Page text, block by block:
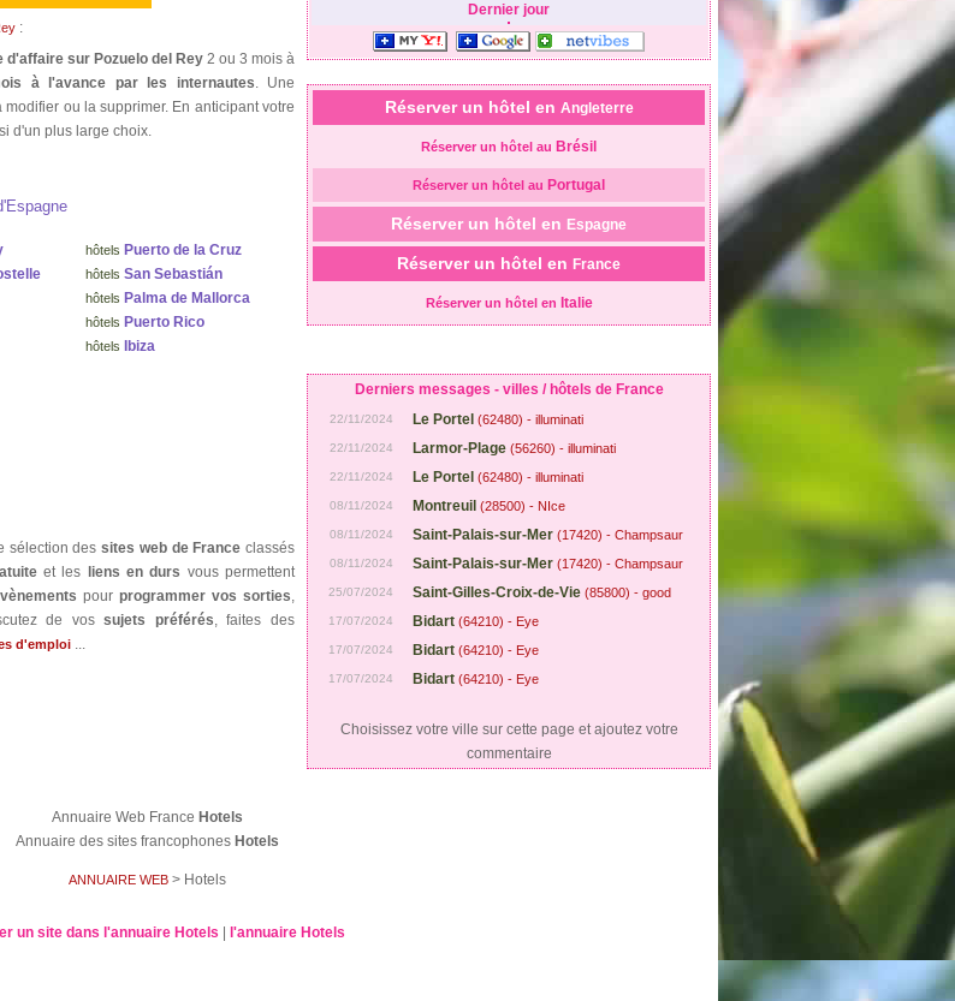
:
d'affaire sur Pozuelo del Rey 2 ou 3 mois à
à l'avance par les internautes. Une
ou la supprimer. En anticipant votre
d'un plus large choix.
hôtels Puerto de la Cruz
hôtels San Sebastián
hôtels Palma de Mallorca
hôtels Puerto Rico
hôtels Ibiza
sélection des sites web de France classés
et les liens en durs vous permettent
pour programmer vos sorties,
de vossujets préférés, faites des
d'emploi ...
Dernier jour
Réserver un hôtel en Angleterre
Réserver un hôtel au Brésil
Réserver un hôtel au Portugal
Réserver un hôtel en Espagne
Réserver un hôtel en France
Réserver un hôtel en Italie
Derniers messages - villes / hôtels de France
22/11/2024 Le Portel (62480) - illuminati
22/11/2024 Larmor-Plage (56260) - illuminati
22/11/2024 Le Portel (62480) - illuminati
08/11/2024 Montreuil (28500) - NIce
08/11/2024 Saint-Palais-sur-Mer (17420) - Champsaur
08/11/2024 Saint-Palais-sur-Mer (17420) - Champsaur
25/07/2024 Saint-Gilles-Croix-de-Vie (85800) - good
17/07/2024 Bidart (64210) - Eye
17/07/2024 Bidart (64210) - Eye
17/07/2024 Bidart (64210) - Eye
Choisissez votre ville sur cette page et ajoutez votre
commentaire
Annuaire Web France Hotels
Annuaire des sites francophones Hotels
ANNUAIRE WEB> Hotels
un site dans l'annuaire Hotels l'annuaire Hotels